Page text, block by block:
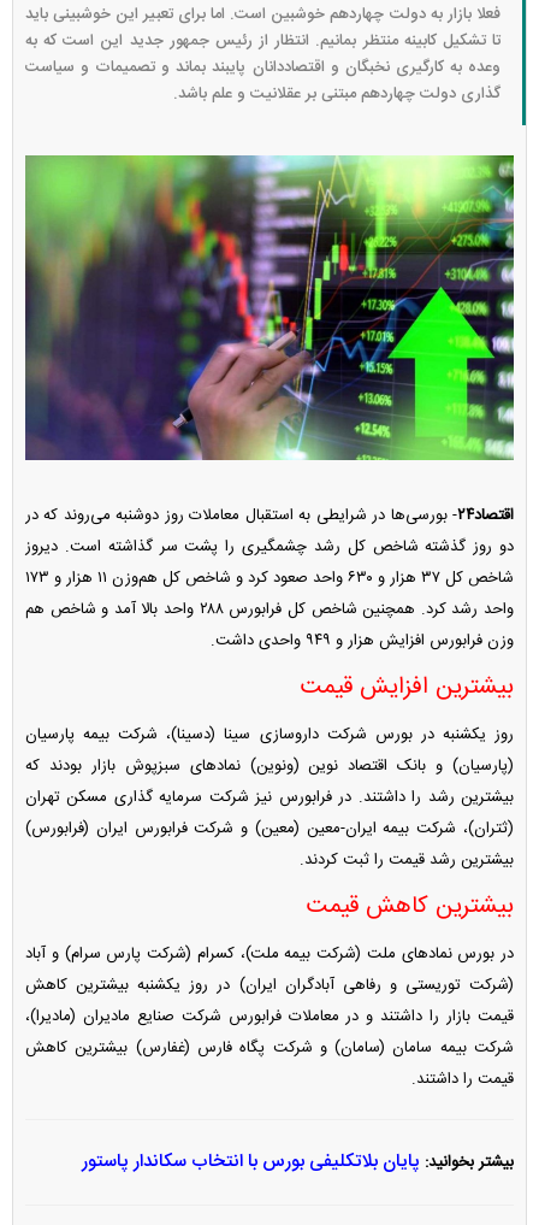
فعلا بازار به دولت چهاردهم خوشبین است. اما برای تعبیر این خوشبینی باید
تا تشکیل کابینه منتظر بمانیم. انتظار از رئیس جمهور جدید این است که به
وعده به کارگیری نخبگان و اقتصاددانان پایبند بماند و تصمیمات و سیاست
گذاری دولت چهاردهم مبتنی بر عقلانیت و علم باشد.
اقتصاد۲۴
- بورسی‌ها در شرایطی به استقبال معاملات روز دوشنبه می‌روند که در
دو روز گذشته شاخص کل رشد چشمگیری را پشت سر گذاشته است. دیروز
شاخص کل ۳۷ هزار و ۶۳۰ واحد صعود کرد و شاخص کل هم‌وزن ۱۱ هزار و ۱۷۳
واحد رشد کرد. همچنین شاخص کل فرابورس ۲۸۸ واحد بالا آمد و شاخص هم
وزن فرابورس افزایش هزار و ۹۴۹ واحدی داشت.
بیشترین افزایش قیمت
روز یکشنبه در بورس شرکت داروسازی سینا (دسینا)، شرکت بیمه پارسیان
(پارسیان) و بانک اقتصاد نوین (ونوین) نماد‌های سبزپوش بازار بودند که
بیشترین رشد را داشتند. در فرابورس نیز شرکت سرمایه گذاری مسکن تهران
(ثتران)، شرکت بیمه ایران-معین (معین) و شرکت فرابورس ایران (فرابورس)
بیشترین رشد قیمت را ثبت کردند.
بیشترین کاهش قیمت
در بورس نماد‌های ملت (شرکت بیمه ملت)، کسرام (شرکت پارس سرام) و آباد
(شرکت توریستی و رفاهی آبادگران ایران) در روز یکشنبه بیشترین کاهش
قیمت بازار را داشتند و در معاملات فرابورس شرکت صنایع مادیران (مادیرا)،
شرکت بیمه سامان (سامان) و شرکت پگاه فارس (غفارس) بیشترین کاهش
قیمت را داشتند.
بیشتر بخوانید: پایان بلاتکلیفی بورس با انتخاب سکاندار پاستور